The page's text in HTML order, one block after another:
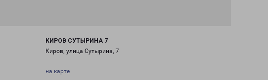
КИРОВ СУТЫРИНА 7
Киров, улица Сутырина, 7
на карте